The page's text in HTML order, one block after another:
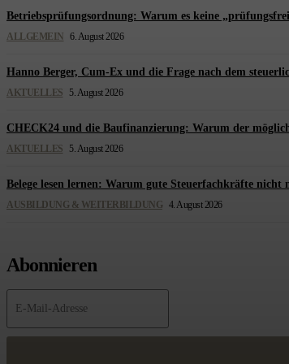
Betriebsprüfungsordnung: Warum es keine
ALLGEMEIN 6. August 2026
Hanno Berger, Cum-Ex und die Frage nach dem
AKTUELLES 5. August 2026
CHECK24 und die Baufinanzierung: Warum der
AKTUELLES 5. August 2026
Belege lesen lernen: Warum gute Steuerfachkräfte nicht
AUSBILDUNG & WEITERBILDUNG 4. August 2026
Abonnieren